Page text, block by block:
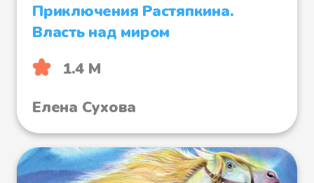
Приключения Растяпкина.
Власть над миром
1.4 М
Елена Сухова